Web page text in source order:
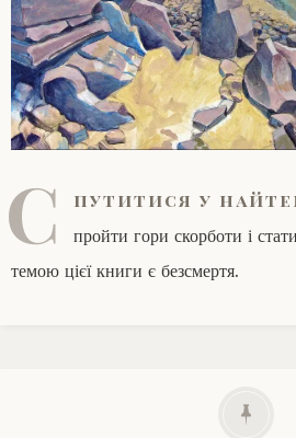
С путитися у
пройти гори скорботи і
темою цієї книги є безсмертя.